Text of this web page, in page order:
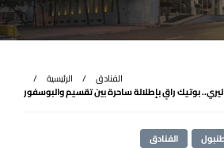
الرئيسية
الفنادق
بوتيك راقٍ بإطلالة ساحرة بين تقسيم والبوسفور
الفنادق